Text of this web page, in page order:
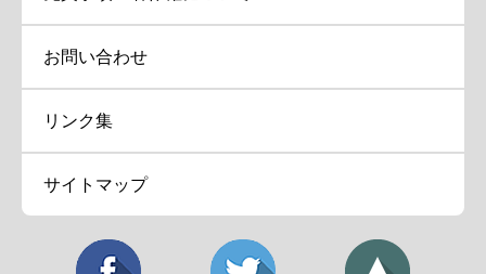
お問い合わせ
リンク集
サイトマップ